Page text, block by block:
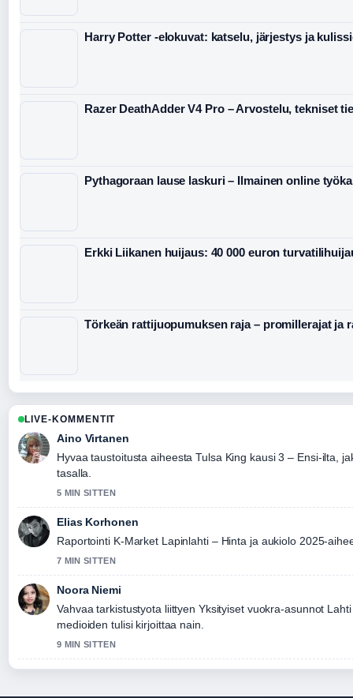
Harry Potter -elokuvat: katselu, järjestys ja
Razer DeathAdder V4 Pro – Arvostelu, tekniset
Pythagoraan lause laskuri – Ilmainen online
Erkki Liikanen huijaus: 40 000 euron
Törkeän rattijuopumuksen raja – promillerajat ja
LIVE-KOMMENTIT
Aino Virtanen
Hyvaa taustoitusta aiheesta Tulsa King kausi 3 – Ensi-ilta,
tasalla.
5 MIN SITTEN
Elias Korhonen
Raportointi K-Market Lapinlahti – Hinta ja aukiolo 2025-
7 MIN SITTEN
Noora Niemi
Vahvaa tarkistustyota liittyen Yksityiset vuokra-asunnot
medioiden tulisi kirjoittaa nain.
9 MIN SITTEN